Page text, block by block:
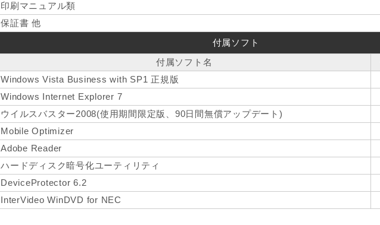
印刷マニュアル類
保証書 他
付属ソフト
付属ソフト名
Windows Vista Business with SP1 正規版
Windows Internet Explorer 7
ウイルスバスター2008(使用期間限定版、90日間無償アップデート)
Mobile Optimizer
Adobe Reader
ハードディスク暗号化ユーティリティ
DeviceProtector 6.2
InterVideo WinDVD for NEC